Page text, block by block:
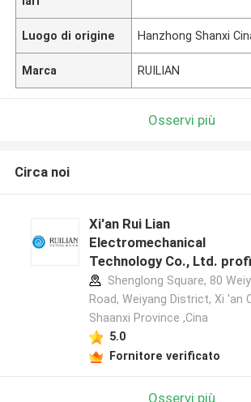
Luogo di origine Hanzhong Shanxi
Marca RUILIAN
Osservi più
Circa noi
Xi'an Rui Lian
Electromechanical
Technology Co., Ltd.
del produttore
Shenglong Square, 80
Road, Weiyang District, Xi 'an
Shaanxi Province ,Cina
5.0
Fornitore verificato
Osservi più